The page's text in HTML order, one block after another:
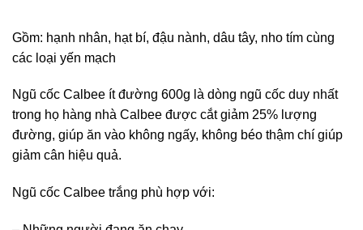
Gồm: hạnh nhân, hạt bí, đậu nành, dâu tây, nho tím cùng
các loại yến mạch
Ngũ cốc Calbee ít đường 600g là dòng ngũ cốc duy nhất
trong họ hàng nhà Calbee được cắt giảm 25% lượng
đường, giúp ăn vào không ngấy, không béo thậm chí giúp
giảm cân hiệu quả.
Ngũ cốc Calbee trắng phù hợp với: